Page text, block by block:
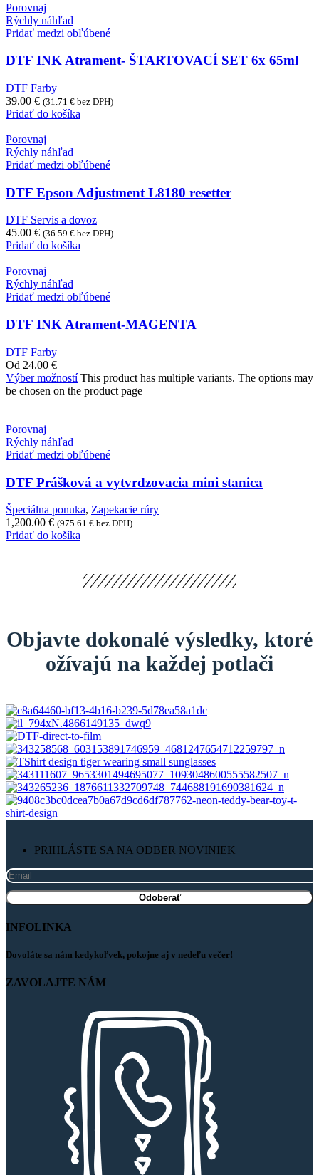
Porovnaj
Rýchly náhľad
Pridať medzi obľúbené
DTF INK Atrament- ŠTARTOVACÍ SET 6x 65ml
DTF Farby
39.00 € (31.71 € bez DPH)
Pridať do košíka
Porovnaj
Rýchly náhľad
Pridať medzi obľúbené
DTF Epson Adjustment L8180 resetter
DTF Servis a dovoz
45.00 € (36.59 € bez DPH)
Pridať do košíka
Porovnaj
Rýchly náhľad
Pridať medzi obľúbené
DTF INK Atrament-MAGENTA
DTF Farby
Od 24.00 €
Výber možnostíThis product has multiple variants. The options may
be chosen on the product page
Porovnaj
Rýchly náhľad
Pridať medzi obľúbené
DTF Prášková a vytvrdzovacia mini stanica
Špeciálna ponuka, Zapekacie rúry
1,200.00 € (975.61 € bez DPH)
Pridať do košíka
Objavte dokonalé výsledky, ktoré
ožívajú na každej potlači
PRIHLÁSTE SA NA ODBER NOVINIEK
INFOLINKA
Dovoláte sa nám kedykoľvek, pokojne aj v nedeľu večer!
ZAVOLAJTE NÁM